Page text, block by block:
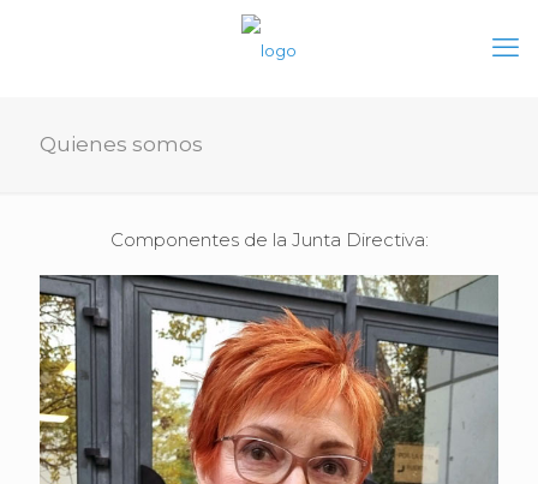
Quienes somos
Componentes de la Junta Directiva: